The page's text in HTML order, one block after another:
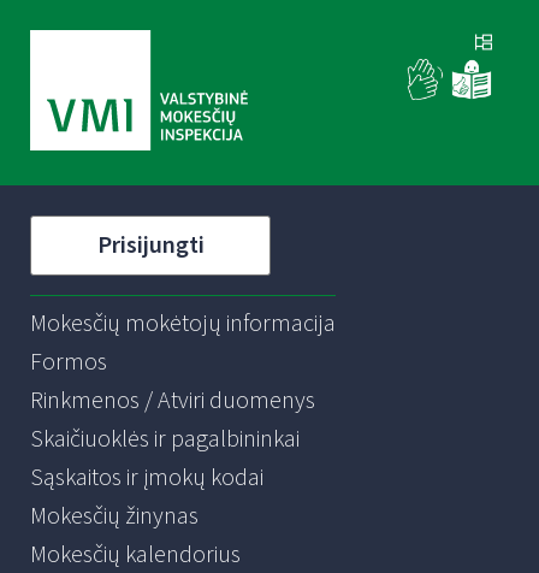
Prisijungti
Mokesčių mokėtojų informacija
Formos
Rinkmenos / Atviri duomenys
Skaičiuoklės ir pagalbininkai
Sąskaitos ir įmokų kodai
Mokesčių žinynas
Mokesčių kalendorius